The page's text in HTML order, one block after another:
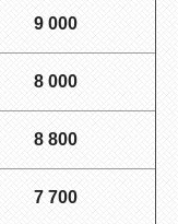
9 000
8 000
8 800
7 700